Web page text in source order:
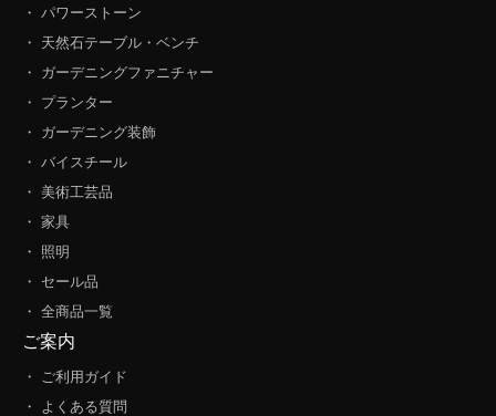
・ パワーストーン
・ 天然石テーブル・ベンチ
・ ガーデニングファニチャー
・ プランター
・ ガーデニング装飾
・ バイスチール
・ 美術工芸品
・ 家具
・ 照明
・ セール品
・ 全商品一覧
ご案内
・ ご利用ガイド
・ よくある質問